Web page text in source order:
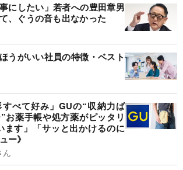
にしたい」若者への豊田章男
、ぐうの音も出なかった
うがいい社員の特徴・ベスト
すべて好み」GUの“収納力ば
お薬手帳や処方薬がピッタリ
ます」「サッと出かけるのに
ー》
ん